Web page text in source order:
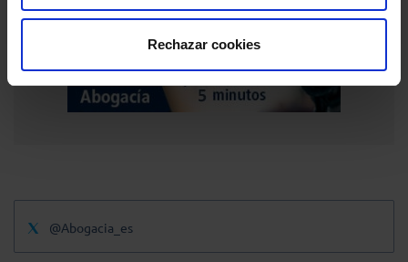
Rechazar cookies
Publicidad
@Abogacia_es